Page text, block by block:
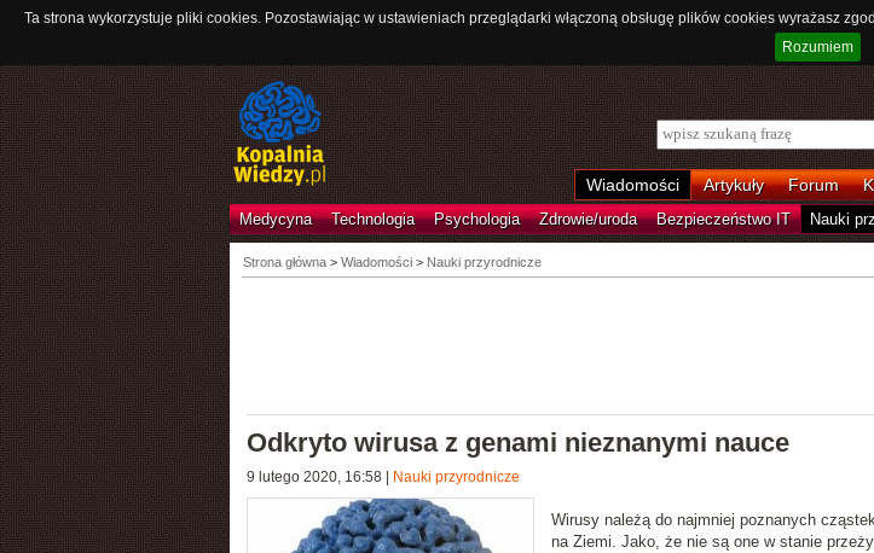
Ta strona wykorzystuje pliki cookies. Pozostawiając w ustawieniach przeglądarki włączoną obsługę plików cookies wyrażasz
Rozumiem
Wiadomości Artykuły Forum
Medycyna Technologia Psychologia Zdrowie/uroda Bezpieczeństwo IT Nauki
Strona główna> Wiadomości > Nauki przyrodnicze
Odkryto wirusa z genami nieznanymi nauce
9 lutego 2020, 16:58| Nauki przyrodnicze
Wirusy należą do najmniej poznanych
na Ziemi. Jako, że nie są one w stanie